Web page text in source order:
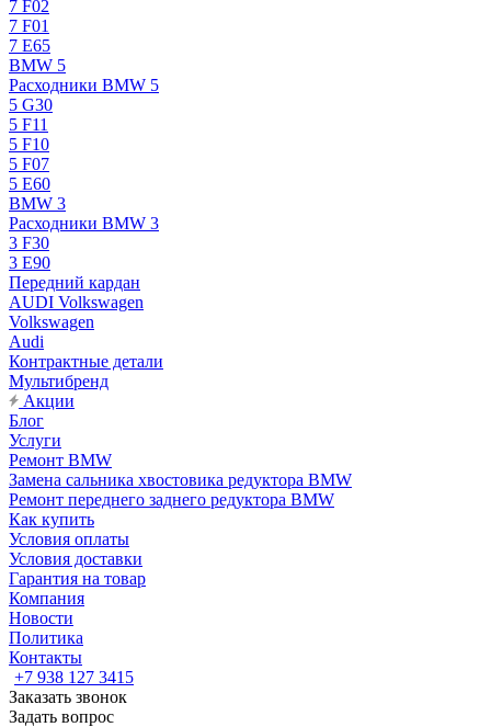
7 F02
7 F01
7 E65
BMW 5
Расходники BMW 5
5 G30
5 F11
5 F10
5 F07
5 E60
BMW 3
Расходники BMW 3
3 F30
3 E90
Передний кардан
AUDI Volkswagen
Volkswagen
Audi
Контрактные детали
Мультибренд
Акции
Блог
Услуги
Ремонт BMW
Замена сальника хвостовика редуктора BMW
Ремонт переднего заднего редуктора BMW
Как купить
Условия оплаты
Условия доставки
Гарантия на товар
Компания
Новости
Политика
Контакты
+7 938 127 3415
Заказать звонок
Задать вопрос